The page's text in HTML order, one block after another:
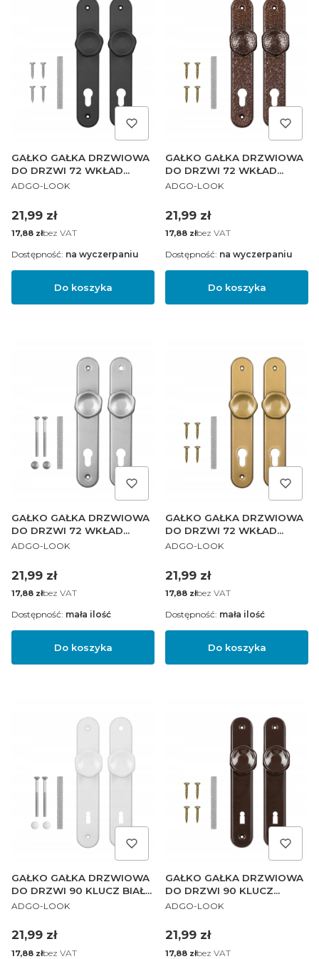
GAŁKO GAŁKA DRZWIOWA
DO DRZWI 72 WKŁAD
CZARNA PL
PRODUCENT
ADGO-LOOK
Cena
21,99 zł
Cena
17,88 złbez VAT
Do koszyka
Dostępność: na wyczerpaniu
GAŁKO GAŁKA DRZWIOWA
DO DRZWI 72 WKŁAD
MIEDŹ PL
PRODUCENT
ADGO-LOOK
Cena
21,99 zł
Cena
17,88 złbez VAT
Do koszyka
Dostępność: na wyczerpaniu
GAŁKO GAŁKA DRZWIOWA
DO DRZWI 72 WKŁAD
SREBRNA PL
PRODUCENT
ADGO-LOOK
Cena
21,99 zł
Cena
17,88 złbez VAT
Do koszyka
Dostępność: mała ilość
GAŁKO GAŁKA DRZWIOWA
DO DRZWI 72 WKŁAD
ZŁOTA PL
PRODUCENT
ADGO-LOOK
Cena
21,99 zł
Cena
17,88 złbez VAT
Do koszyka
Dostępność: mała ilość
GAŁKO GAŁKA DRZWIOWA
DO DRZWI 90 KLUCZ BIAŁA
PL
PRODUCENT
ADGO-LOOK
Cena
21,99 zł
Cena
17,88 złbez VAT
GAŁKO GAŁKA DRZWIOWA
DO DRZWI 90 KLUCZ
BRĄZOWA PL
PRODUCENT
ADGO-LOOK
Cena
21,99 zł
Cena
17,88 złbez VAT